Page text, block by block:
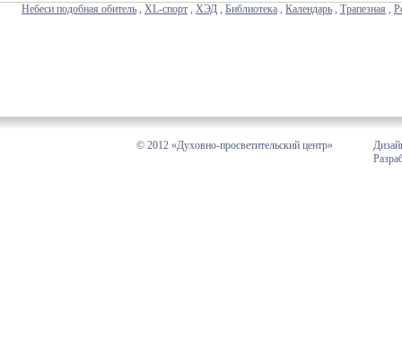
Небеси подобная обитель , XL-спорт , ХЭД , Библиотека , Календарь , Трапезная ,
© 2012 «Духовно-просветительский центр»